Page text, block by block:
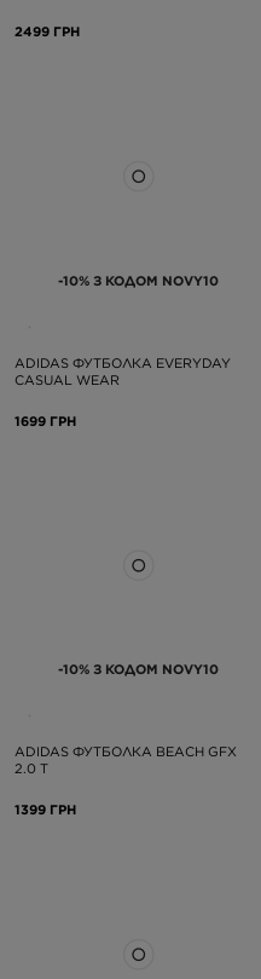
2499 ГРН
-10% З КОДОМ NOVY10
ADIDAS ФУТБОЛКА EVERYDAY
CASUAL WEAR
1699 ГРН
-10% З КОДОМ NOVY10
ADIDAS ФУТБОЛКА BEACH GFX
2.0 T
1399 ГРН